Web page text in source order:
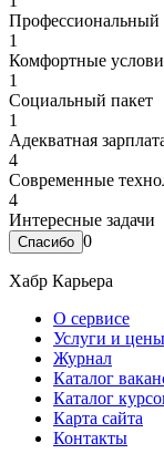
Профессиональный
1
Комфортные
1
Социальный пакет
1
Адекватная
4
Современные
4
Интересные задачи
0
Хабр Карьера
О сервисе
Услуги и цены
Журнал
Каталог
Каталог
Карта сайта
Контакты